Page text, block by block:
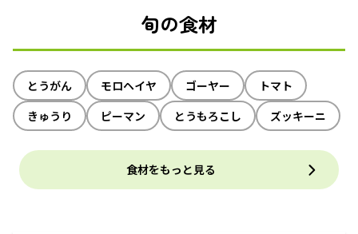
旬の食材
とうがん モロヘイヤ ゴーヤー
トマト
きゅうり
ピーマン とうもろこし ズッキーニ
食材をもっと見る